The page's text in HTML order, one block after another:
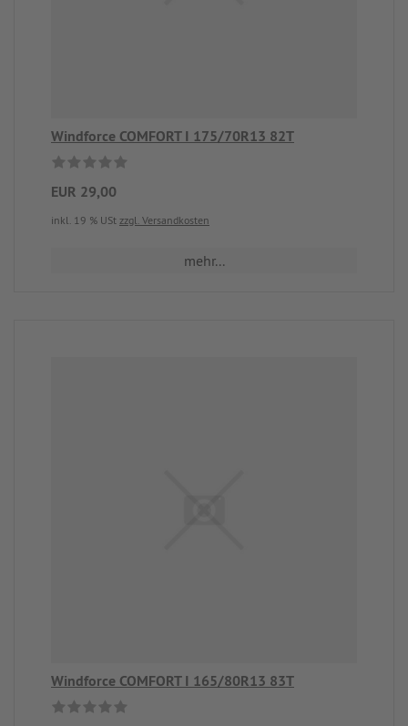
Windforce COMFORT I 175/70R13 82T
EUR 29,00
inkl. 19 % USt zzgl. Versandkosten
mehr...
Windforce COMFORT I 165/80R13 83T